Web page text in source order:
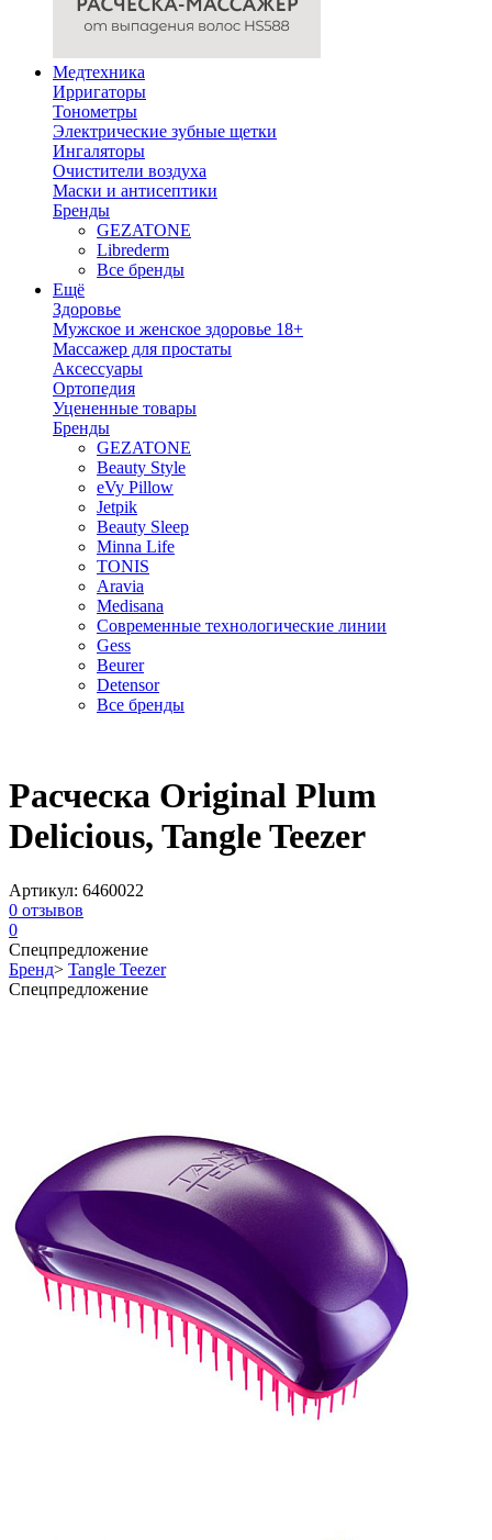
Медтехника
Ирригаторы
Тонометры
Электрические зубные щетки
Ингаляторы
Очистители воздуха
Маски и антисептики
Бренды
GEZATONE
Librederm
Все бренды
Ещё
Здоровье
Мужское и женское здоровье 18+
Массажер для простаты
Аксессуары
Ортопедия
Уцененные товары
Бренды
GEZATONE
Beauty Style
eVy Pillow
Jetpik
Beauty Sleep
Minna Life
TONIS
Aravia
Medisana
Современные технологические линии
Gess
Beurer
Detensor
Все бренды
Расческа Original Plum
Delicious, Tangle Teezer
Артикул: 6460022
0 отзывов
0
Спецпредложение
Бренд> Tangle Teezer
Спецпредложение